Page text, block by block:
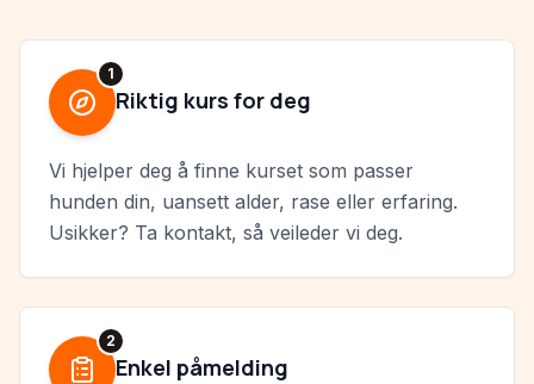
1
Riktig kurs for deg
Vi hjelper deg å finne kurset som passer
hunden din, uansett alder, rase eller erfaring.
Usikker? Ta kontakt, så veileder vi deg.
2
Enkel påmelding